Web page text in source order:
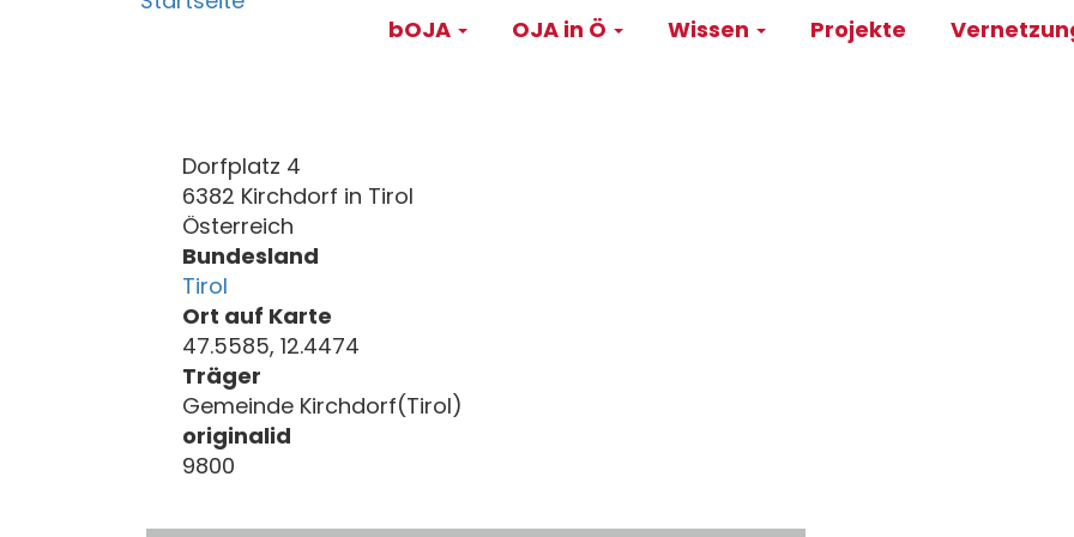
Main
bOJA OJA in Ö Wissen Projekte
Dorfplatz 4
6382 Kirchdorf in Tirol
Österreich
Bundesland
Tirol
Ort auf Karte
47.5585, 12.4474
Träger
Gemeinde Kirchdorf(Tirol)
originalid
9800